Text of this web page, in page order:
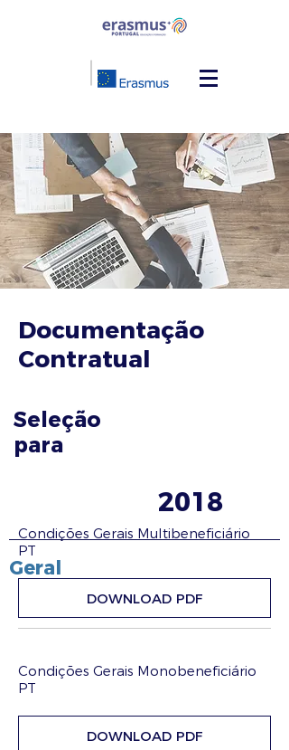
Documentação
Contratual
Seleção
para
2018
Geral
Condições Gerais Multibeneficiário
PT
DOWNLOAD PDF
Condições Gerais Monobeneficiário
PT
DOWNLOAD PDF